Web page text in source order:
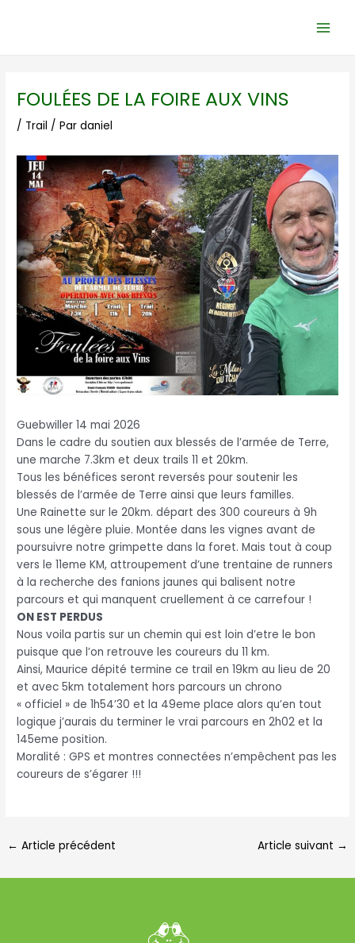
FOULÉES DE LA FOIRE AUX VINS
/ Trail / Pardaniel
Guebwiller 14 mai 2026
Dans le cadre du soutien aux blessés de l’armée de Terre,
une marche 7.3km et deux trails 11 et 20km.
Tous les bénéfices seront reversés pour soutenir les
blessés de l’armée de Terre ainsi que leurs familles.
Une Rainette sur le 20km. départ des 300 coureurs à 9h
sous une légère pluie. Montée dans les vignes avant de
poursuivre notre grimpette dans la foret. Mais tout à coup
vers le 11eme KM, attroupement d’une trentaine de runners
à la recherche des fanions jaunes qui balisent notre
parcours et qui manquent cruellement à ce carrefour !
ON EST PERDUS
Nous voila partis sur un chemin qui est loin d’etre le bon
puisque que l’on retrouve les coureurs du 11 km.
Ainsi, Maurice dépité termine ce trail en 19km au lieu de 20
et avec 5km totalement hors parcours un chrono
« officiel » de 1h54’30 et la 49eme place alors qu’en tout
logique j’aurais du terminer le vrai parcours en 2h02 et la
145eme position.
Moralité : GPS et montres connectées n’empêchent pas les
coureurs de s’égarer !!!
← Article précédent Article suivant →